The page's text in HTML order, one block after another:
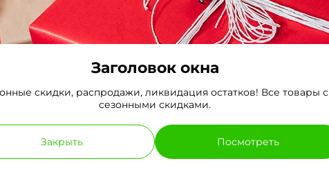
Заголовок окна
скидки, распродажи, ликвидация остатков! Все товары с
сезонными скидками.
Закрыть Посмотреть